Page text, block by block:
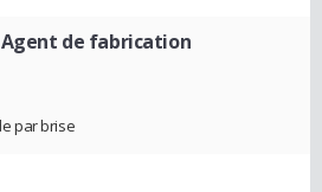
de fabrication
par brise